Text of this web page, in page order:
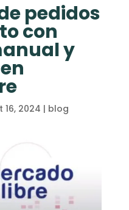
pedidos
con
y
16, 2024 | blog